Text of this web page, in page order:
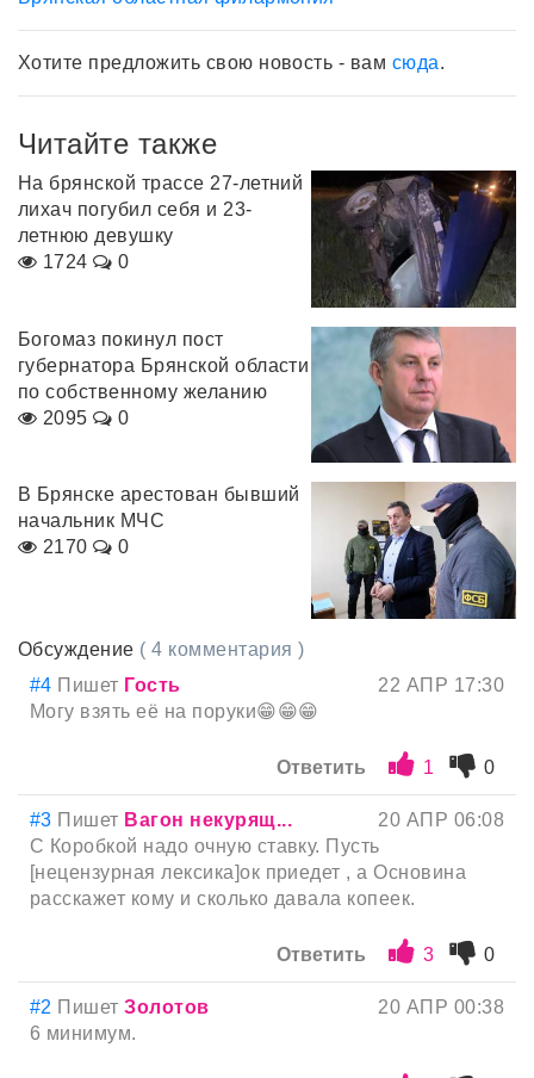
Хотите предложить свою новость - вам сюда.
Читайте также
На брянской трассе 27-летний
лихач погубил себя и 23-
летнюю девушку
1724
0
Богомаз покинул пост
губернатора Брянской области
по собственному желанию
2095
0
В Брянске арестован бывший
начальник МЧС
2170
0
Обсуждение ( 4 комментария )
#4 Пишет Гость
22 АПР 17:30
Могу взять её на поруки😁😁😁
Ответить 1 0
#3 Пишет Вагон некурящ...
20 АПР 06:08
С Коробкой надо очную ставку. Пусть
[нецензурная лексика]ок приедет , а Основина
расскажет кому и сколько давала копеек.
Ответить 3 0
#2 ПишетЗолотов
20 АПР 00:38
6 минимум.